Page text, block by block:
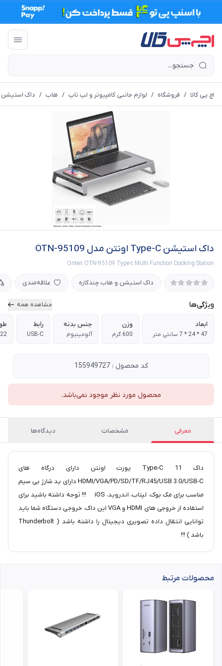
اچ پی کالا / فروشگاه / لوازم جانبی کامپیوتر و لپ تاپ / هاب / داک استیشن
داک استیشن Type-C اونتن مدل OTN-95109
Onten OTN-95109 Type-c Multi Function Docking Station
داک استیشن و هاب چندکاره علاقه‌مندی
ویژگی‌ها مشاهده همه
ابعاد
47 * 24 * 7 سانتی متر
وزن
600 گرم
جنس بدنه
آلومینیوم
رابط
USB-C 22 سانتی متر
کد محصول : 155949727
محصول مورد نظر موجود نمی‌باشد.
معرفی مشخصات دیدگاه‌ها
داک Type-C 11 پورت اونتن دارای درگاه های
HDMI/VGA/PD/SD/TF/RJ45/USB 3.0/USB-C دارای پد شارژ بی سیم
مناسب برای مک بوک، لپتاب، اندروید، iOS !!! توجه داشته باشید برای
استفاده از خروجی های HDMI و VGA این داک، خروجی دستگاه شما باید
توانایی انتقال داده تصویری دیجیتال را داشته باشد ( Thunderbolt
باشد ) !!!
محصولات مرتبط